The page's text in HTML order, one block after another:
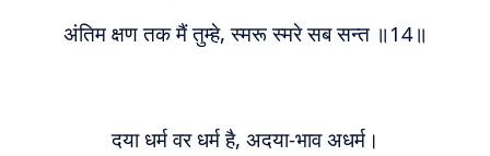
अंतिम क्षण तक मैं तुम्हे, स्मरू स्मरे सब सन्त ॥14॥
दयाधर्म वरधर्महै, अदया-भाव अधर्म।